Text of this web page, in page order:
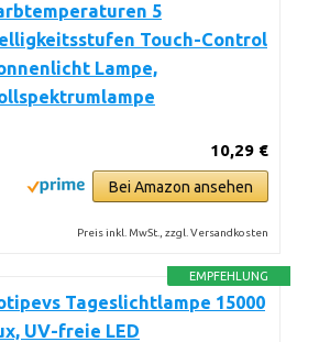
5
Touch-Control
Lampe,
10,29 €
Bei Amazon ansehen
Preis inkl. MwSt., zzgl. Versandkosten
EMPFEHLUNG
Tageslichtlampe 15000
UV-freie LED